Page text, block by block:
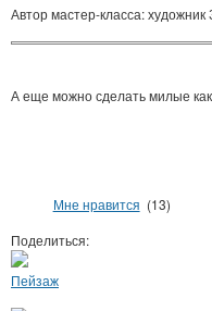
Автор мастер-класса:
А еще можно сделать милые
Мне нравится (13)
Поделиться:
Пейзаж